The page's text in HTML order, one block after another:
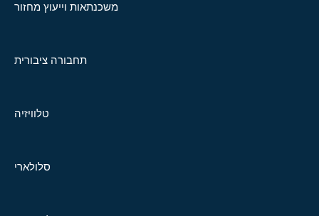
משכנתאות וייעוץ מחזור
תחבורה ציבורית
טלוויזיה
סלולארי